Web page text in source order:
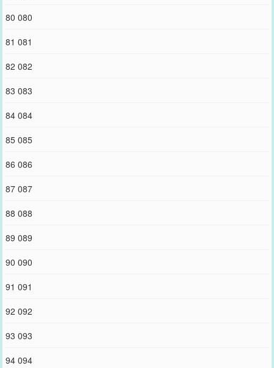
80 080
81 081
82 082
83 083
84 084
85 085
86 086
87 087
88 088
89 089
90 090
91 091
92 092
93 093
94 094